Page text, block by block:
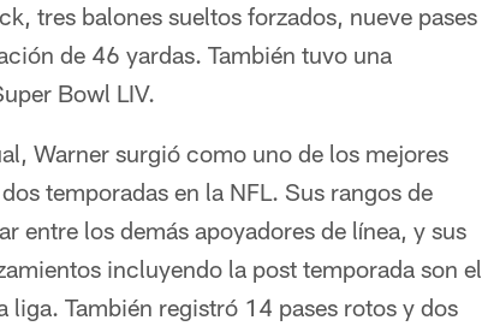
tres balones sueltos forzados, nueve pases
de 46 yardas. También tuvo una
Bowl LIV.
Warner surgió como uno de los mejores
temporadas en la NFL. Sus rangos de
entre los demás apoyadores de línea, y sus
incluyendo la post temporada son el
También registró 14 pases rotos y dos